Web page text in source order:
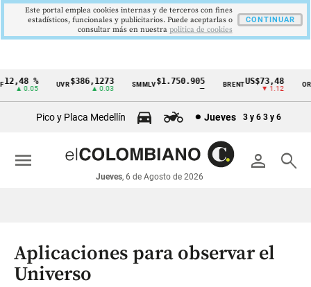
Cintillo
económicos
Colombia
%
▲ 0.05
UVR$386,1273
▲ 0.03
SMMLV$1.750.905 BRENTUS$73,48
▼ 1.12
ORO
Pico y Placa Medellín Jueves 3 y 6 3 y 6
person search
Jueves, 6 de Agosto de 2026
menu
Aplicaciones para observar el
Universo
Este portal emplea cookies internas y de terceros con fines
estadísticos, funcionales y publicitarios. Puede aceptarlas o
consultar más en nuestra politica de cookies
CONTINUAR